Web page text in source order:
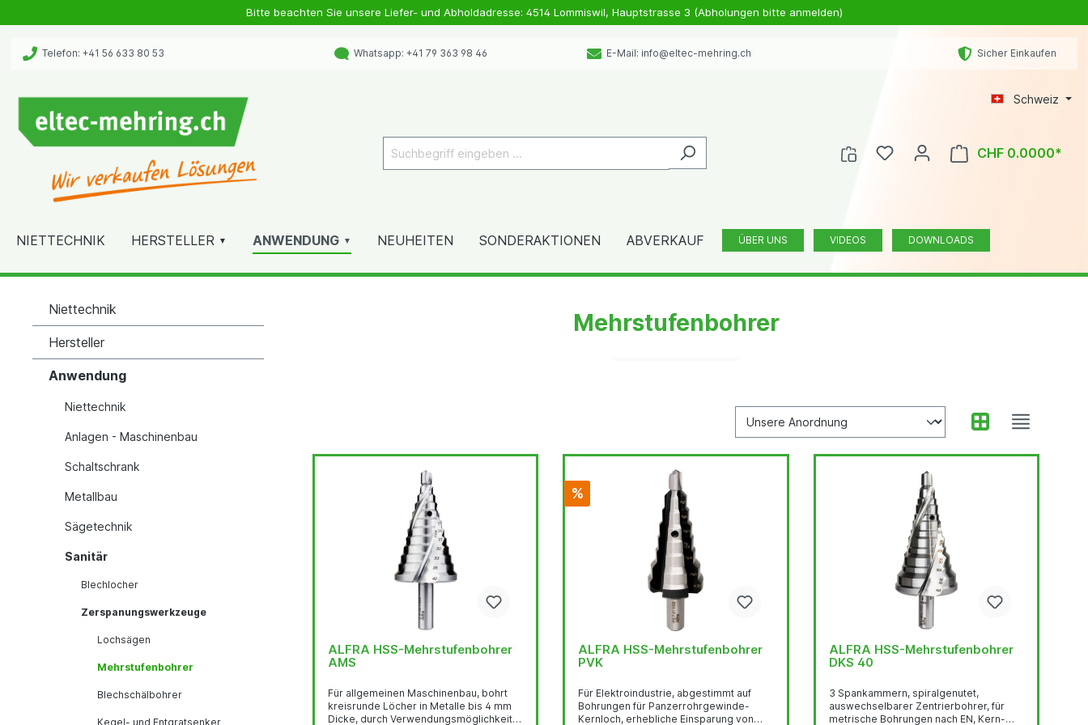
Bitte beachten Sie unsere Liefer- und Abholdadresse: 4514 Lommiswil, Hauptstrasse 3 (Abholungen bitte anmelden)
Telefon: +41 56 633 80 53 Whatsapp: +41 79 363 98 46 E-Mail: info@eltec-mehring.ch Sicher Einkaufen
Schweiz
CHF 0.0000*
NIETTECHNIK HERSTELLER ANWENDUNG NEUHEITEN SONDERAKTIONEN ABVERKAUF ÜBER UNS VIDEOS DOWNLOADS
Niettechnik
Hersteller
Anwendung
Niettechnik
Anlagen - Maschinenbau
Schaltschrank
Metallbau
Sägetechnik
Sanitär
Blechlocher
Zerspanungswerkzeuge
Lochsägen
Mehrstufenbohrer
Blechschälbohrer
Kegel- und Entgratsenker
Mehrstufenbohrer
ALFRA HSS-Mehrstufenbohrer
AMS
Für allgemeinen Maschinenbau, bohrt
kreisrunde Löcher in Metalle bis 4 mm
Dicke, durch Verwendungsmöglichkeit in
%
ALFRA HSS-Mehrstufenbohrer
PVK
Für Elektroindustrie, abgestimmt auf
Bohrungen für Panzerrohrgewinde-
Kernloch, erhebliche Einsparung von
ALFRA HSS-Mehrstufenbohrer
DKS 40
3 Spankammern, spiralgenutet,
auswechselbarer Zentrierbohrer, für
metrische Bohrungen nach EN, Kern-